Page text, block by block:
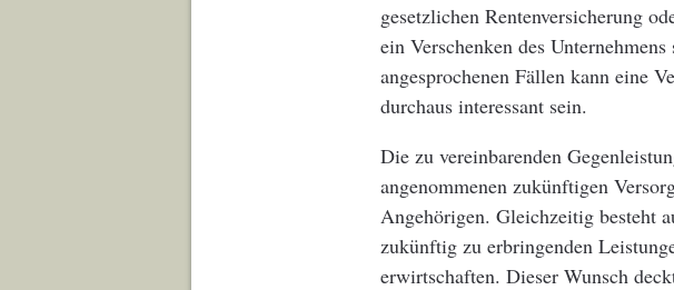
gesetzlichen Rentenversicherung
ein Verschenken des
angesprochenen Fällen kann eine
durchaus interessant sein.
Die zu vereinbarenden
angenommenen zukünftigen
Angehörigen. Gleichzeitig besteht
zukünftig zu erbringenden
erwirtschaften. Dieser Wunsch